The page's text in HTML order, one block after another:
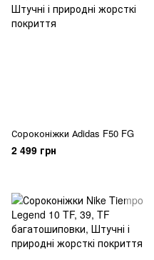
Сороконіжки Аdidas F50 FG
2 499 грн